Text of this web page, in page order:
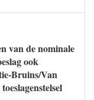
van de nominale
ook
Bruins/Van